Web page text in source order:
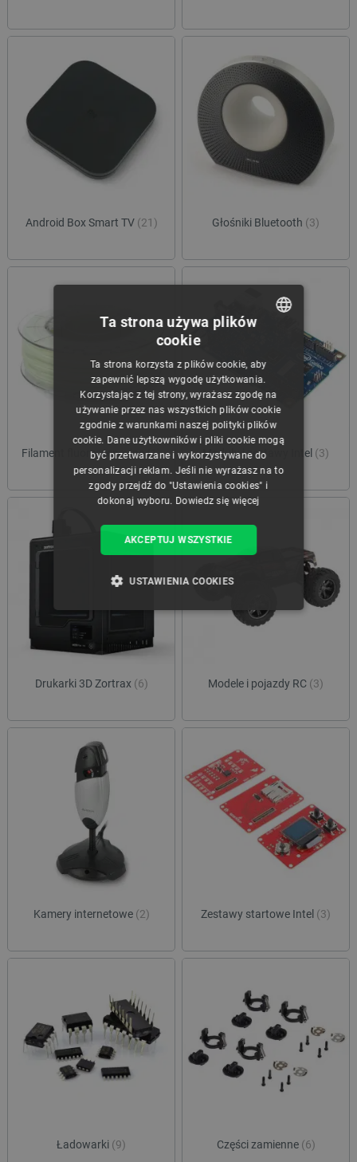
Android Box Smart TV (21) Głośniki Bluetooth (3)
Filament fluorescencyjne(1) Moduły i zestawy Intel (3)
Drukarki 3D Zortrax (6) Modele i pojazdy RC (3)
Kamery internetowe (2) Zestawy startowe Intel (3)
Ładowarki (9) Części zamienne (6)
CZECH
ENGLISH
GERMAN
Ta strona używa plików
cookie
Ta strona korzysta z plików cookie, aby
zapewnić lepszą wygodę użytkowania.
Korzystając z tej strony, wyrażasz zgodę na
używanie przez nas wszystkich plików cookie
zgodnie z warunkami naszej polityki plików
cookie. Dane użytkowników i pliki cookie mogą
być przetwarzane i wykorzystywane do
personalizacji reklam. Jeśli nie wyrażasz na to
zgody przejdź do "Ustawienia cookies" i
dokonaj wyboru. Dowiedz się więcej
AKCEPTUJ WSZYSTKIE
USTAWIENIA COOKIES
NIEZBĘDNE WYDAJNOŚĆ
TARGETOWANIE
FUNKCJONALNOŚĆ
Niezbędne Targetowanie
Funkcjonalność
Niezbędne pliki cookie umożliwiają korzystanie z
podstawowych funkcji strony internetowej, takich
jak logowanie użytkownika i zarządzanie kontem.
Bez niezbędnych plików cookie nie można
prawidłowo korzystać ze strony internetowej.